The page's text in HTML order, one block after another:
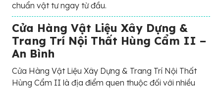
chuẩn vật tư ngay từ đầu.
Cửa Hàng Vật Liệu Xây Dựng &
Trang Trí Nội Thất Hùng Cẩm II –
An Bình
Cửa Hàng Vật Liệu Xây Dựng & Trang Trí Nội Thất
Hùng Cẩm II là địa điểm quen thuộc đối với nhiều